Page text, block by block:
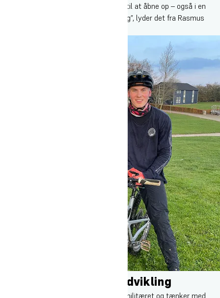
sammen på en måde, der giver en lyst til at åbne op – også i en
kajak eller i bilen på vej hjem fra træning”, lyder det fra Rasmus
En kæmpe personlig udvikling
Isaac er nu startet som værnepligtig i militæret og tænker med